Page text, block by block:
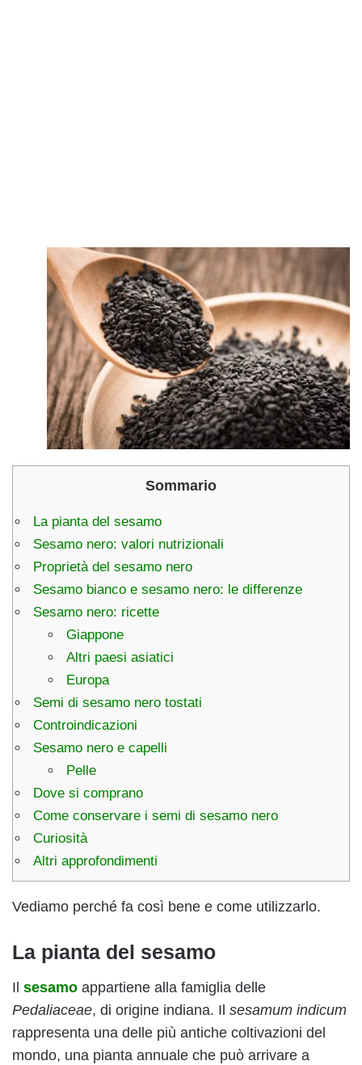
Sommario
La pianta del sesamo
Sesamo nero: valori nutrizionali
Proprietà del sesamo nero
Sesamo bianco e sesamo nero: le differenze
Sesamo nero: ricette
Giappone
Altri paesi asiatici
Europa
Semi di sesamo nero tostati
Controindicazioni
Sesamo nero e capelli
Pelle
Dove si comprano
Come conservare i semi di sesamo nero
Curiosità
Altri approfondimenti
Vediamo perché fa così bene e come utilizzarlo.
La pianta del sesamo
Il sesamo appartiene alla famiglia delle
Pedaliaceae, di origine indiana. Il sesamum indicum
rappresenta una delle più antiche coltivazioni del
mondo, una pianta annuale che può arrivare a